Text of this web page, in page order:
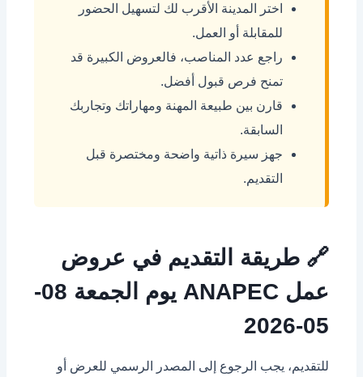
اختر المدينة الأقرب لك لتسهيل الحضور
للمقابلة أو العمل.
راجع عدد المناصب، فالعروض الكبيرة قد
تمنح فرص قبول أفضل.
قارن بين طبيعة المهنة ومهاراتك وتجاربك
السابقة.
جهز سيرة ذاتية واضحة ومختصرة قبل
التقديم.
🔗 طريقة التقديم في عروض
عمل ANAPEC يوم الجمعة 08-
05-2026
للتقديم، يجب الرجوع إلى المصدر الرسمي للعرض أو